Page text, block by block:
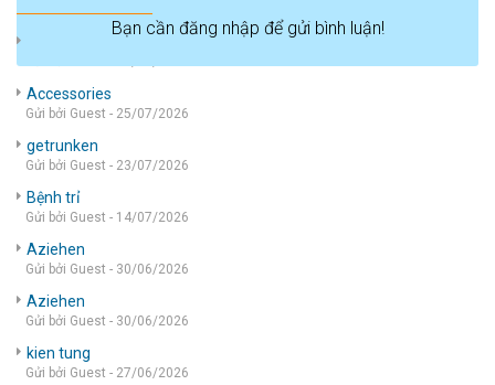
Bạn cần đăng nhập để gửi bình luận!
Accessories
Gửi bởi Guest - 25/07/2026
getrunken
Gửi bởi Guest - 23/07/2026
Bệnh trỉ
Gửi bởi Guest - 14/07/2026
Aziehen
Gửi bởi Guest - 30/06/2026
Aziehen
Gửi bởi Guest - 30/06/2026
kien tung
Gửi bởi Guest - 27/06/2026